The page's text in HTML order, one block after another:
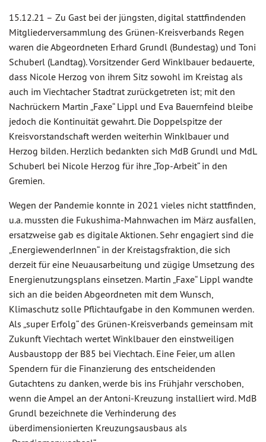
15.12.21 – Zu Gast bei der jüngsten, digital stattfindenden
Mitgliederversammlung des Grünen-Kreisverbands Regen
waren die Abgeordneten Erhard Grundl (Bundestag) und Toni
Schuberl (Landtag). Vorsitzender Gerd Winklbauer bedauerte,
dass Nicole Herzog von ihrem Sitz sowohl im Kreistag als
auch im Viechtacher Stadtrat zurückgetreten ist; mit den
Nachrückern Martin „Faxe“ Lippl und Eva Bauernfeind bleibe
jedoch die Kontinuität gewahrt. Die Doppelspitze der
Kreisvorstandschaft werden weiterhin Winklbauer und
Herzog bilden. Herzlich bedankten sich MdB Grundl und MdL
Schuberl bei Nicole Herzog für ihre „Top-Arbeit“ in den
Gremien.
Wegen der Pandemie konnte in 2021 vieles nicht stattfinden,
u.a. mussten die Fukushima-Mahnwachen im März ausfallen,
ersatzweise gab es digitale Aktionen. Sehr engagiert sind die
„EnergiewenderInnen“ in der Kreistagsfraktion, die sich
derzeit für eine Neuausarbeitung und zügige Umsetzung des
Energienutzungsplans einsetzen. Martin „Faxe“ Lippl wandte
sich an die beiden Abgeordneten mit dem Wunsch,
Klimaschutz solle Pflichtaufgabe in den Kommunen werden.
Als „super Erfolg“ des Grünen-Kreisverbands gemeinsam mit
Zukunft Viechtach wertet Winklbauer den einstweiligen
Ausbaustopp der B85 bei Viechtach. Eine Feier, um allen
Spendern für die Finanzierung des entscheidenden
Gutachtens zu danken, werde bis ins Frühjahr verschoben,
wenn die Ampel an der Antoni-Kreuzung installiert wird. MdB
Grundl bezeichnete die Verhinderung des
überdimensionierten Kreuzungsausbaus als